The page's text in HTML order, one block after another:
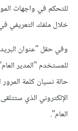
للتحكم في واجهات
خلال ملفك التعريفي
وفي حقل "عنوان البريد
للمستخدم "المدير
حالة نسيان كلمة
الإلكتروني الذي
العام".